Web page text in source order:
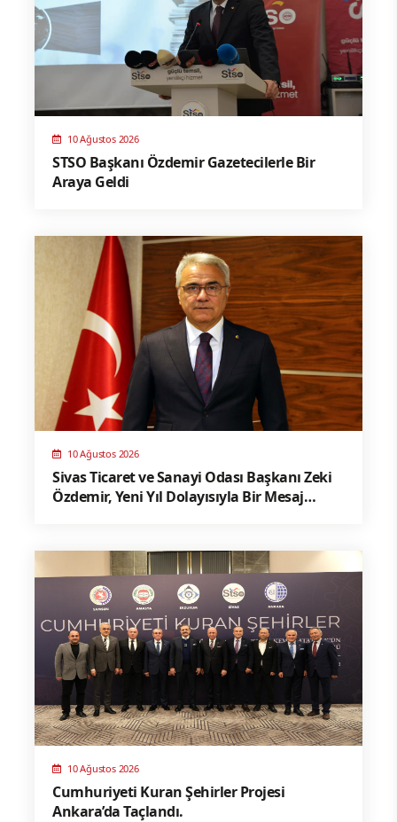
10 Ağustos 2026
STSO Başkanı Özdemir Gazetecilerle Bir
Araya Geldi
10 Ağustos 2026
Sivas Ticaret ve Sanayi Odası Başkanı Zeki
Özdemir, Yeni Yıl Dolayısıyla Bir Mesaj
10 Ağustos 2026
Cumhuriyeti Kuran Şehirler Projesi
Ankara’da Taçlandı.